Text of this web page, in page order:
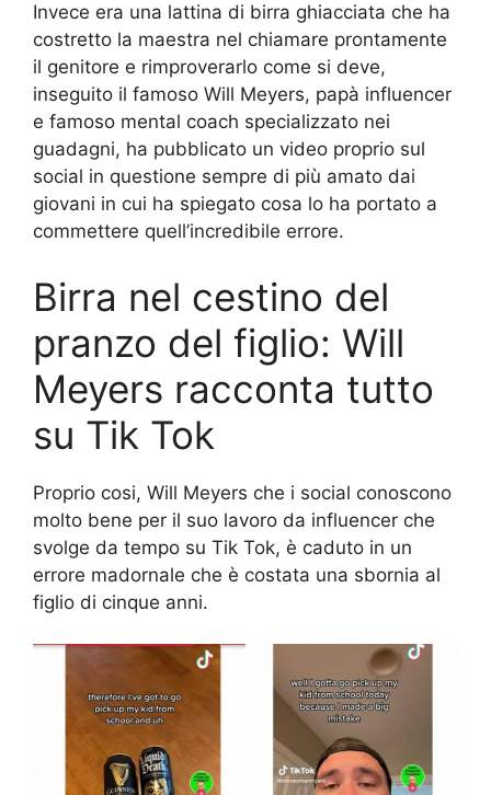
Invece era una lattina di birra ghiacciata che ha
costretto la maestra nel chiamare prontamente
il genitore e rimproverarlo come si deve,
inseguito il famoso Will Meyers, papà influencer
e famoso mental coach specializzato nei
guadagni, ha pubblicato un video proprio sul
social in questione sempre di più amato dai
giovani in cui ha spiegato cosa lo ha portato a
commettere quell’incredibile errore.
Birra nel cestino del
pranzo del figlio: Will
Meyers racconta tutto
su Tik Tok
Proprio cosi, Will Meyers che i social conoscono
molto bene per il suo lavoro da influencer che
svolge da tempo su Tik Tok, è caduto in un
errore madornale che è costata una sbornia al
figlio di cinque anni.